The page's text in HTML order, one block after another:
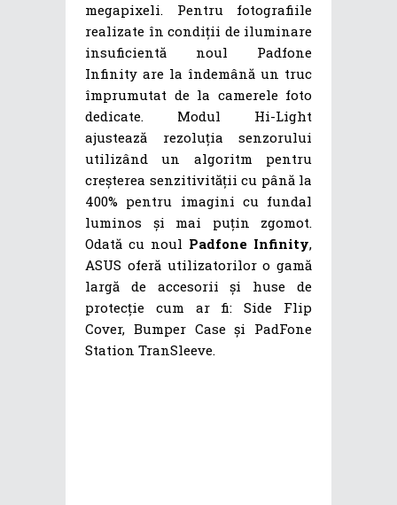
megapixeli. Pentru fotografiile
realizate în condiții de iluminare
insuficientă noul Padfone
Infinity are la îndemână un truc
împrumutat de la camerele foto
dedicate. Modul Hi-Light
ajustează rezoluția senzorului
utilizând un algoritm pentru
creșterea senzitivității cu până la
400% pentru imagini cu fundal
luminos și mai puțin zgomot.
Odată cu noul Padfone Infinity,
ASUS oferă utilizatorilor o gamă
largă de accesorii și huse de
protecție cum ar fi: Side Flip
Cover, Bumper Case și PadFone
Station TranSleeve.